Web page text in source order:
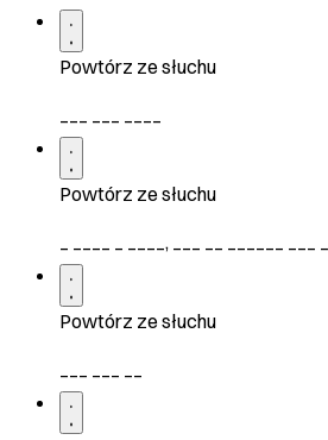
Powtórz ze słuchu
Powtórz ze słuchu
_ ____ _ ____, ___ __ ______ ___ __
Powtórz ze słuchu